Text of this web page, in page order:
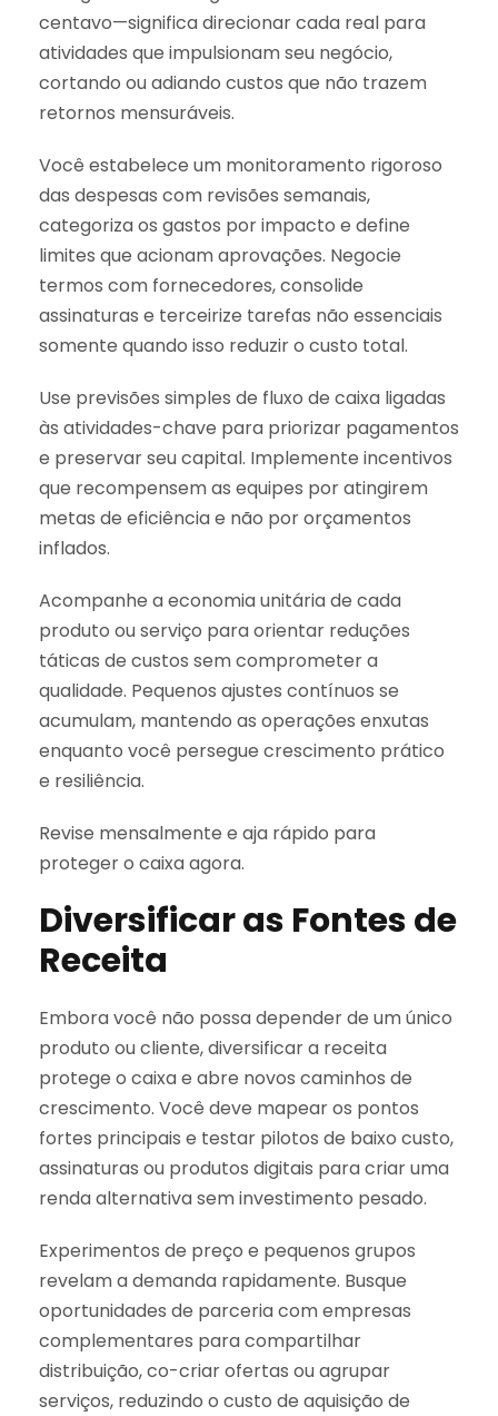
centavo—significa direcionar cada real para
atividades que impulsionam seu negócio,
cortando ou adiando custos que não trazem
retornos mensuráveis.
Você estabelece um monitoramento rigoroso
das despesas com revisões semanais,
categoriza os gastos por impacto e define
limites que acionam aprovações. Negocie
termos com fornecedores, consolide
assinaturas e terceirize tarefas não essenciais
somente quando isso reduzir o custo total.
Use previsões simples de fluxo de caixa ligadas
às atividades-chave para priorizar pagamentos
e preservar seu capital. Implemente incentivos
que recompensem as equipes por atingirem
metas de eficiência e não por orçamentos
inflados.
Acompanhe a economia unitária de cada
produto ou serviço para orientar reduções
táticas de custos sem comprometer a
qualidade. Pequenos ajustes contínuos se
acumulam, mantendo as operações enxutas
enquanto você persegue crescimento prático
e resiliência.
Revise mensalmente e aja rápido para
proteger o caixa agora.
Diversificar as Fontes de
Receita
Embora você não possa depender de um único
produto ou cliente, diversificar a receita
protege o caixa e abre novos caminhos de
crescimento. Você deve mapear os pontos
fortes principais e testar pilotos de baixo custo,
assinaturas ou produtos digitais para criar uma
renda alternativa sem investimento pesado.
Experimentos de preço e pequenos grupos
revelam a demanda rapidamente. Busque
oportunidades de parceria com empresas
complementares para compartilhar
distribuição, co-criar ofertas ou agrupar
serviços, reduzindo o custo de aquisição de